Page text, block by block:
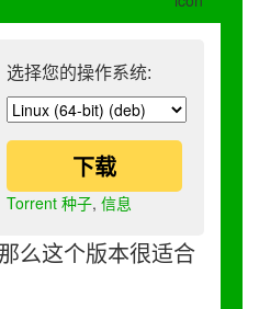
选择您的操作系统:
下载
Torrent 种子, 信息
么这个版本很适合